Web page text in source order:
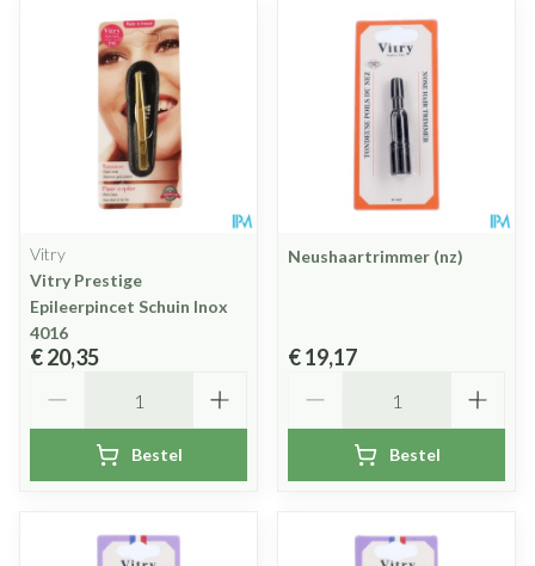
Vitry
Vitry Prestige
Epileerpincet Schuin Inox
4016
€ 20,35
Bestel
Neushaartrimmer (nz)
€ 19,17
Bestel